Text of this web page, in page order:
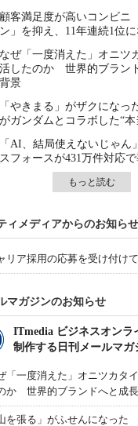
顧客満足度が高いコンビ
ン」を抑え、11年連続1位
なぜ「一度消えた」オニツ
活したのか 世界的ブラン
背景
「やきまる」がザクにな
がガンダムとコラボした“本
「AI、結局使えないじゃ
スフォースが431万件対応
もっと読む
ィメディアからのお知らせ
リア採用の応募を受け付け
マガジンのお知らせ
ITmedia ビジネスオンラ
制作する日刊メールマガ
「一度消えた」オニツカタ
か 世界的ブランドへと成
を張る」がふせんになった